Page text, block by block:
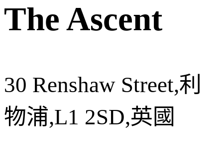
The Ascent
30 Renshaw Street,利
物浦,L1 2SD,英國